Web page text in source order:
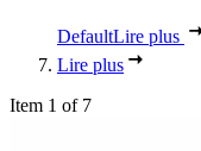
DefaultLire plus
Lire plus
Item 1 of 7